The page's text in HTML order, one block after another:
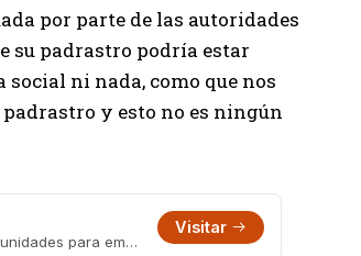
por parte de las autoridades
su padrastro podría estar
ni nada, como que nos
y esto no es ningún
Galería Turdera Outlet: variedad, buenos precios y oportunidades para emprendedores
Visitar